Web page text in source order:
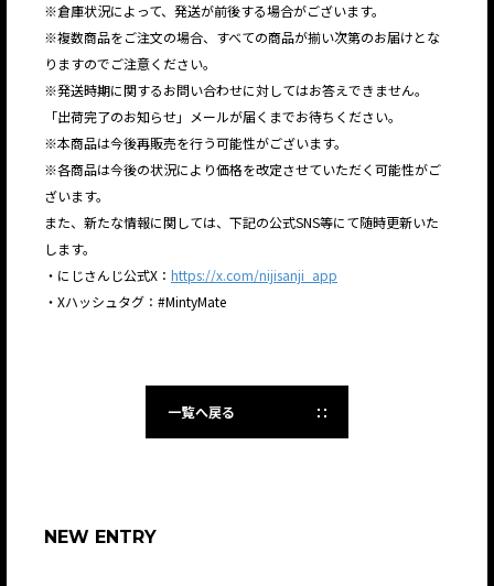
※倉庫状況によって、発送が前後する場合がございます。
※複数商品をご注文の場合、すべての商品が揃い次第のお届けとな
りますのでご注意ください。
※発送時期に関するお問い合わせに対してはお答えできません。
「出荷完了のお知らせ」メールが届くまでお待ちください。
※本商品は今後再販売を行う可能性がございます。
※各商品は今後の状況により価格を改定させていただく可能性がご
ざいます。
また、新たな情報に関しては、下記の公式SNS等にて随時更新いた
します。
・にじさんじ公式X： https://x.com/nijisanji_app
・Xハッシュタグ：#MintyMate
一覧へ戻る
NEW ENTRY